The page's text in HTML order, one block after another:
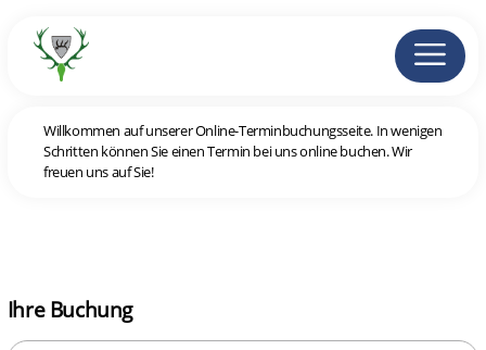
Willkommen auf unserer Online-Terminbuchungsseite. In wenigen
Schritten können Sie einen Termin bei uns online buchen. Wir
freuen uns auf Sie!
Ihre Buchung